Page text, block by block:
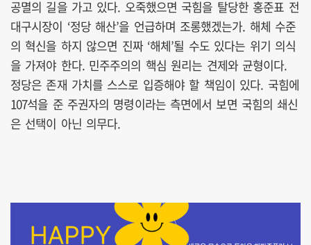
공멸의 길을 가고 있다. 오죽했으면 국힘을 탈당한 홍준표 전
대구시장이 ‘정당 해산’을 언급하며 조롱했겠는가. 해체 수준
의 혁신을 하지 않으면 진짜 ‘해체’될 수도 있다는 위기 의식
을 가져야 한다. 민주주의의 핵심 원리는 견제와 균형이다.
정당은 존재 가치를 스스로 입증해야 할 책임이 있다. 국힘에
107석을 준 주권자의 명령이라는 측면에서 보면 국힘의 쇄신
은 선택이 아닌 의무다.